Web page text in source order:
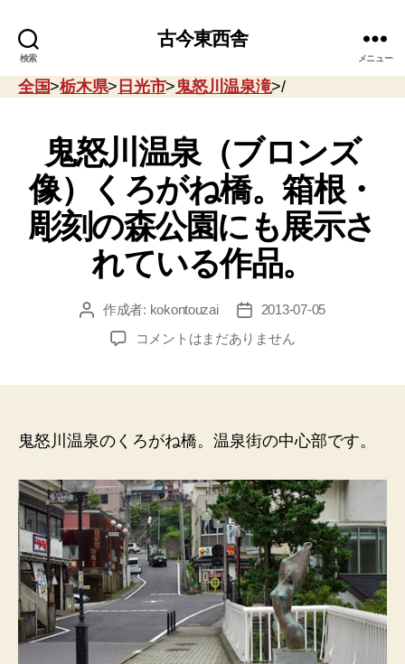
検索
古今東西舎
メニュー
全国>栃木県> 日光市>鬼怒川温泉滝>/
鬼怒川温泉（ブロンズ
像）くろがね橋。箱根・
彫刻の森公園にも展示さ
れている作品。
投 作成者: kokontouzai
投
稿
日
2013-07-05
鬼
（ブ
ン
ズ
像）
く
ろ
が
ね
橋。
根・
コメントはまだありません
鬼怒川温泉のくろがね橋。温泉街の中心部です。